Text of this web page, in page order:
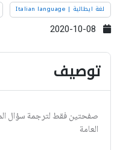
لغة ايطالية | Italian language
توصيف
صفحتين فقط لترجمة سؤال
العامة